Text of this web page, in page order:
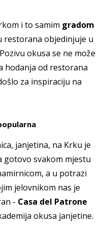
i to samim gradom
objedinjuje u
okusa se ne može
hodanja od restorana
za inspiraciju na
janjetina, na Krku je
gotovo svakom mjestu
a u potrazi
jelovnikom nas je
- Casa del Patrone
okusa janjetine.